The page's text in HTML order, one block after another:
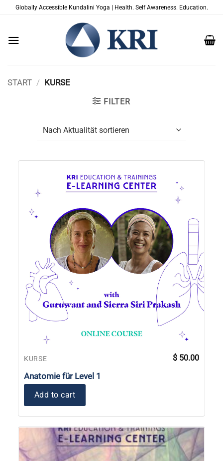
ZumGlobally Accessible Kundalini Yoga | Health. Self Awareness. Education.
START / KURSE
FILTER
KURSE
Anatomie für Level 1
$ 50.00
Add to cart